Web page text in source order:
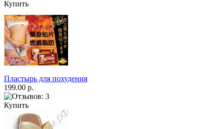
Купить
Пластырь для похудения
199.00 р.
Купить